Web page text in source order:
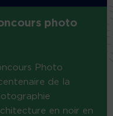
photo
Photo
de la
en noir en